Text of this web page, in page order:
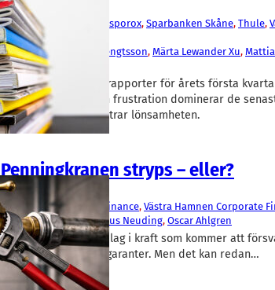
Fakta
Advenica, Gasporox, Sparbanken Skåne, Thule,
Corporate Finance
Jenny Sjödahl
Marie Bengtsson, Märta Lewander Xu,
Ahlgren, Rasmus Roos
Börsbolagens delårsrapporter för årets första
ström. Osäkerhet och frustration dominerar de
hos Thule som förbättrar lönsamheten.
Penningkranen stryps – eller?
Finans/Riskkapital
Sedermera Corporate Finance, Västra Hamnen Corporate
Christer Fåhraeus, Markus Neuding, Oscar Ahlgren
I helgen träder en ny lag i kraft som kommer att
kapital från betalda garanter. Men det kan redan…